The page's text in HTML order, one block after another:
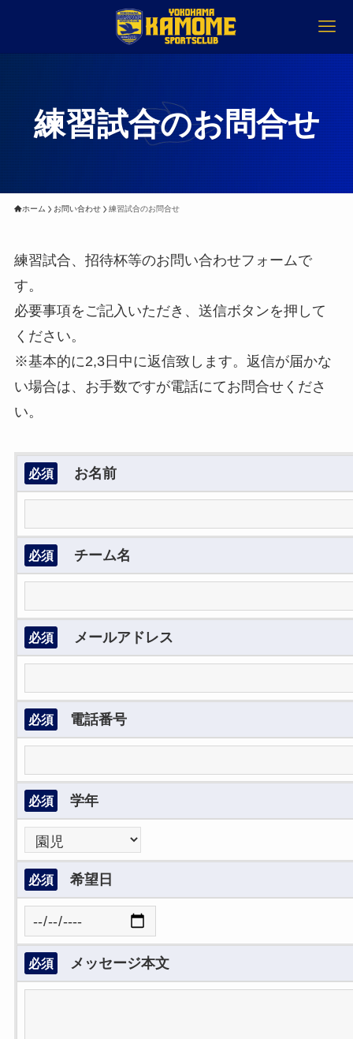
練習試合のお問合せ
ホーム お問い合わせ 練習試合のお問合せ
練習試合、招待杯等のお問い合わせフォームで
す。
必要事項をご記入いただき、送信ボタンを押して
ください。
※基本的に2,3日中に返信致します。返信が届かな
い場合は、お手数ですが電話にてお問合せくださ
い。
必須 お名前
必須 チーム名
必須 メールアドレス
必須 電話番号
必須 学年
必須 希望日
必須 メッセージ本文